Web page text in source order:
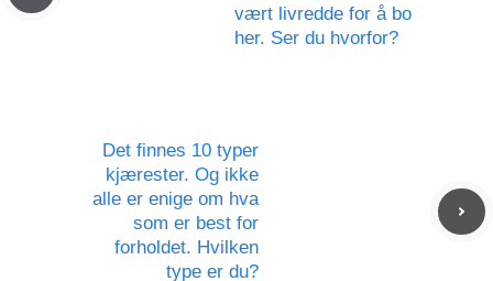
vært livredde for å bo
her. Ser du hvorfor?
Det finnes 10 typer
kjærester. Og ikke
alle er enige om hva
som er best for
forholdet. Hvilken
type er du?